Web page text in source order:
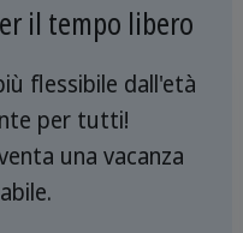
il tempo libero
flessibile dall'età
per tutti!
una vacanza